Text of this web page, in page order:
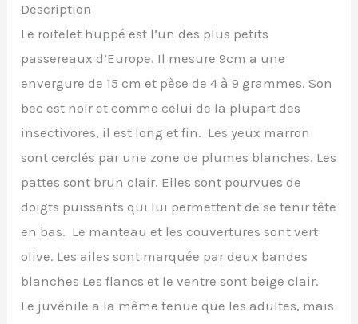
Description
Le roitelet huppé est l’un des plus petits
passereaux d’Europe. Il mesure 9cm a une
envergure de 15 cm et pèse de 4 à 9 grammes. Son
bec est noir et comme celui de la plupart des
insectivores, il est long et fin. Les yeux marron
sont cerclés par une zone de plumes blanches. Les
pattes sont brun clair. Elles sont pourvues de
doigts puissants qui lui permettent de se tenir tête
en bas. Le manteau et les couvertures sont vert
olive. Les ailes sont marquée par deux bandes
blanches Les flancs et le ventre sont beige clair.
Le juvénile a la même tenue que les adultes, mais